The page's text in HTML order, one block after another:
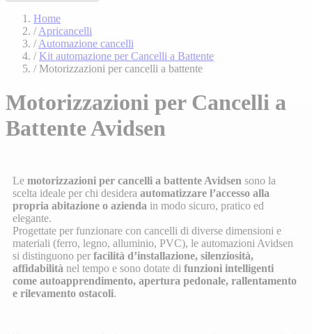
e
sconti
Home
/ Apricancelli
/ Automazione cancelli
/ Kit automazione per Cancelli a Battente
/ Motorizzazioni per cancelli a battente
Motorizzazioni per Cancelli a
Battente Avidsen
Le motorizzazioni per cancelli a battente Avidsen sono la
scelta ideale per chi desidera automatizzare l’accesso alla
propria abitazione o azienda in modo sicuro, pratico ed
elegante.
Progettate per funzionare con cancelli di diverse dimensioni e
materiali (ferro, legno, alluminio, PVC), le automazioni Avidsen
si distinguono per facilità d’installazione, silenziosità,
affidabilità nel tempo e sono dotate di funzioni intelligenti
come autoapprendimento, apertura pedonale, rallentamento
e rilevamento ostacoli.